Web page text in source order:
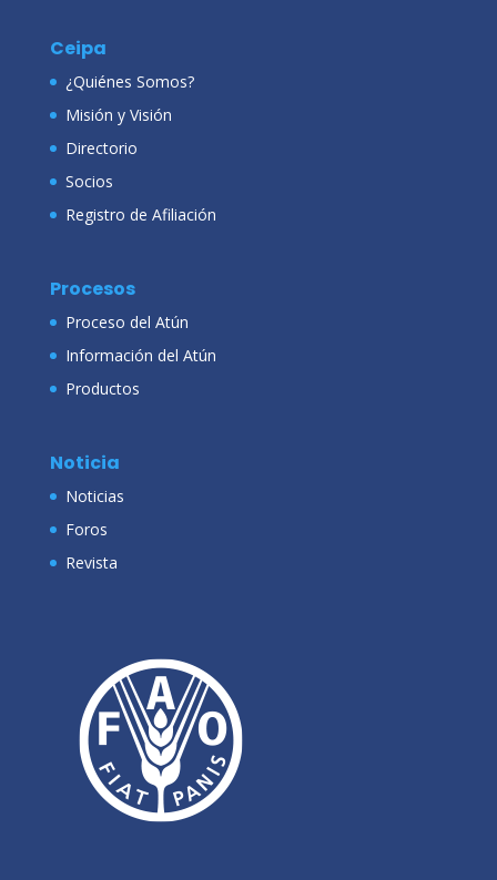
Ceipa
¿Quiénes Somos?
Misión y Visión
Directorio
Socios
Registro de Afiliación
Procesos
Proceso del Atún
Información del Atún
Productos
Noticia
Noticias
Foros
Revista